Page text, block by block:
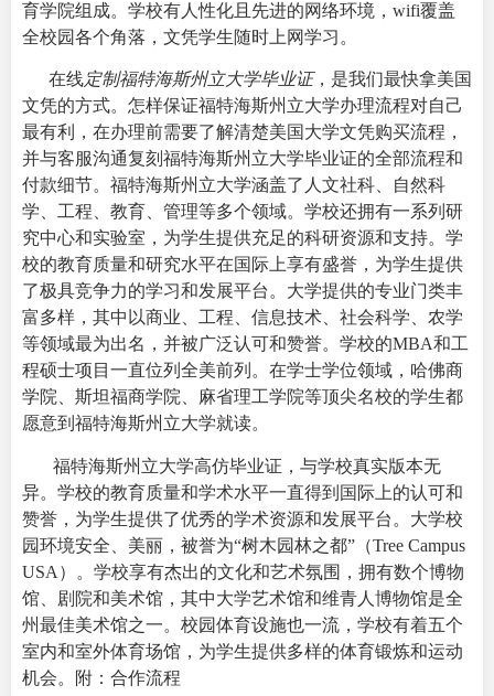
育学院组成。学校有人性化且先进的网络环境，wifi覆盖
全校园各个角落，文凭学生随时上网学习。
在线定制福特海斯州立大学毕业证，是我们最快拿美国
文凭的方式。怎样保证福特海斯州立大学办理流程对自己
最有利，在办理前需要了解清楚美国大学文凭购买流程，
并与客服沟通复刻福特海斯州立大学毕业证的全部流程和
付款细节。福特海斯州立大学涵盖了人文社科、自然科
学、工程、教育、管理等多个领域。学校还拥有一系列研
究中心和实验室，为学生提供充足的科研资源和支持。学
校的教育质量和研究水平在国际上享有盛誉，为学生提供
了极具竞争力的学习和发展平台。大学提供的专业门类丰
富多样，其中以商业、工程、信息技术、社会科学、农学
等领域最为出名，并被广泛认可和赞誉。学校的MBA和工
程硕士项目一直位列全美前列。在学士学位领域，哈佛商
学院、斯坦福商学院、麻省理工学院等顶尖名校的学生都
愿意到福特海斯州立大学就读。
福特海斯州立大学高仿毕业证，与学校真实版本无
异。学校的教育质量和学术水平一直得到国际上的认可和
赞誉，为学生提供了优秀的学术资源和发展平台。 大学校
园环境安全、美丽，被誉为“树木园林之都”（Tree Campus
USA）。学校享有杰出的文化和艺术氛围，拥有数个博物
馆、剧院和美术馆，其中大学艺术馆和维青人博物馆是全
州最佳美术馆之一。校园体育设施也一流，学校有着五个
室内和室外体育场馆，为学生提供多样的体育锻炼和运动
机会。附： 合作流程